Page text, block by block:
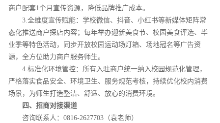
商户配套1个月宣传资源，降低品牌推广成本。
3.全维度宣传赋能：学校微信、抖音、小红书等新媒体矩阵常
态化推送商户探店内容；每年举办迎新美食节、校园美食评选、毕
业季等特色活动，同步开放校园运动场灯箱、场地冠名等广告资
源，全方位助力商户服务师生。
4.标准化环境管控：所有入驻商户统一纳入校园规范化管理，
严格落实食品安全、环境卫生、服务规范考核，持续优化校内消费
场景，为师生打造整洁、舒适、放心的消费环境。
四、招商对接渠道
咨询联系人：0816-2627703（袁老师）